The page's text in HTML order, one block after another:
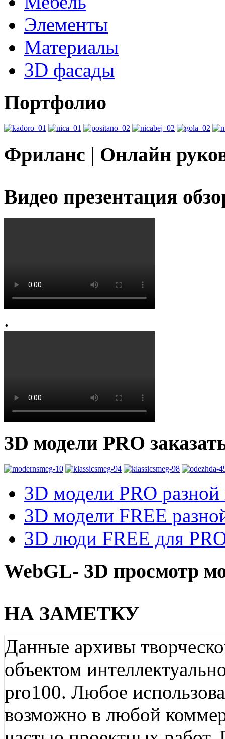
Элементы
Материалы
3D фасады
Портфолио
Фриланс | Онлайн
Видео презентация
.
3D модели PRO
3D модели PRO разной
3D модели FREE
3D люди FREE для
WebGL- 3D просмотр
НА ЗАМЕТКУ
Данные архивы
объектом
pro100. Любое
возможно в любой